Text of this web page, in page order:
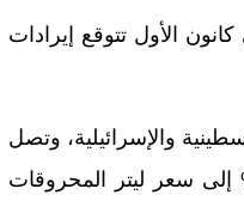
الأول تتوقع إيرادات
والإسرائيلية، وتصل
البلو 100% من السعر الأساسي للتر الوقود، وإلى جانب هذه الضريبة تضاف 16% إلى سعر ليتر المحروقات